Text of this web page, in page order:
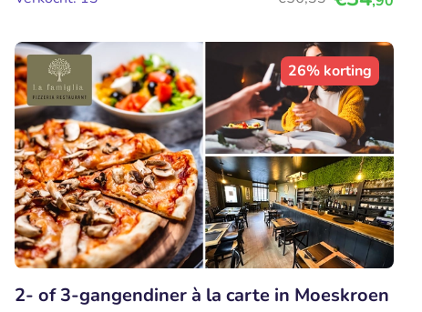
26% korting
2- of 3-gangendiner à la carte in Moeskroen